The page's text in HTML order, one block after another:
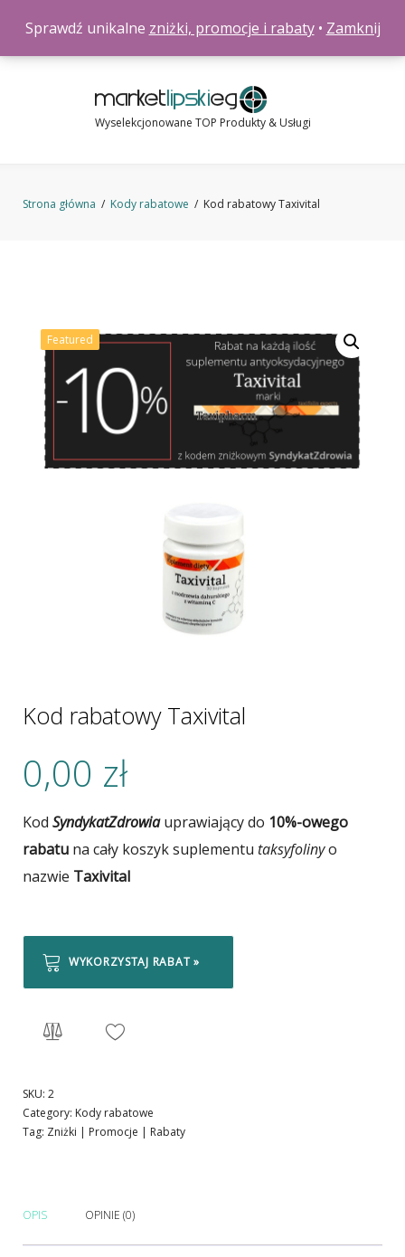
0
Wyselekcjonowane TOP Produkty & Usługi
Strona główna / Kody rabatowe / Kod rabatowy Taxivital
Featured
Kod rabatowy Taxivital
0,00 zł
Kod SyndykatZdrowiauprawiający do 10%-owego
rabatu na cały koszyk suplementu taksyfolinyo
nazwie Taxivital
WYKORZYSTAJ RABAT »
SKU: 2
Category: Kody rabatowe
Tag: Zniżki | Promocje | Rabaty
OPIS OPINIE (0)
Sprawdź unikalne zniżki, promocje i rabaty• Zamknij